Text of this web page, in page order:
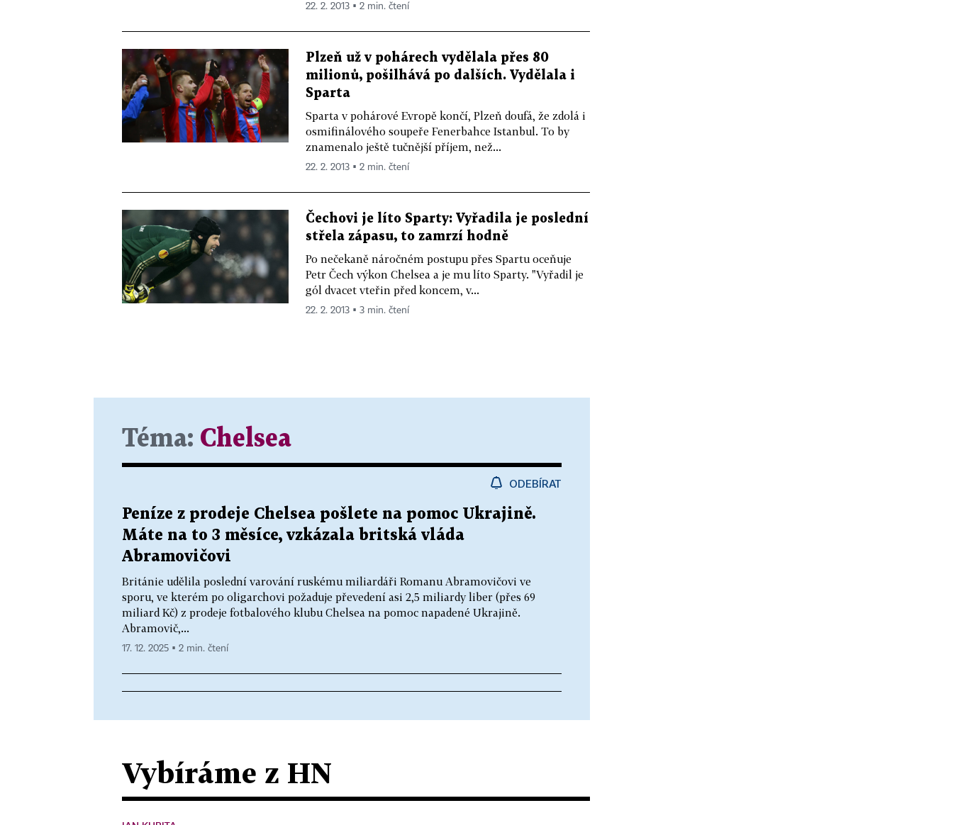
22. 2. 2013 ▪ 2 min. čtení
Plzeň už v pohárech vydělala přes 80
milionů, pošilhává po dalších. Vydělala i
Sparta
Sparta v pohárové Evropě končí, Plzeň doufá, že zdolá i
osmifinálového soupeře Fenerbahce Istanbul. To by
znamenalo ještě tučnější příjem, než...
22. 2. 2013 ▪ 2 min. čtení
Čechovi je líto Sparty: Vyřadila je poslední
střela zápasu, to zamrzí hodně
Po nečekaně náročném postupu přes Spartu oceňuje
Petr Čech výkon Chelsea a je mu líto Sparty. "Vyřadil je
gól dvacet vteřin před koncem, v...
22. 2. 2013 ▪ 3 min. čtení
Téma: Chelsea
ODEBÍRAT
Peníze z prodeje Chelsea pošlete na pomoc Ukrajině.
Máte na to 3 měsíce, vzkázala britská vláda
Abramovičovi
Británie udělila poslední varování ruskému miliardáři Romanu Abramovičovi ve
sporu, ve kterém po oligarchovi požaduje převedení asi 2,5 miliardy liber (přes 69
miliard Kč) z prodeje fotbalového klubu Chelsea na pomoc napadené Ukrajině.
Abramovič,...
17. 12. 2025 ▪ 2 min. čtení
Vybíráme z HN